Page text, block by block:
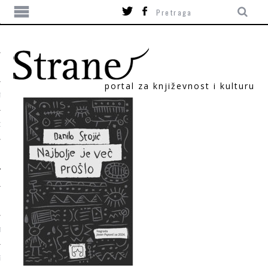
portal za književnost i kulturu